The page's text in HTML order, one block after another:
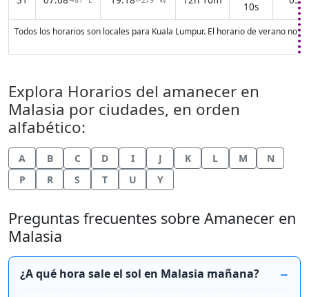
10s
Todos los horarios son locales para Kuala Lumpur. El horario de verano no
Explora Horarios del amanecer en
Malasia por ciudades, en orden
alfabético:
A B C D I J K L M
N
P
R S T U Y
Preguntas frecuentes sobre Amanecer en
Malasia
¿A qué hora sale el sol en Malasia mañana?